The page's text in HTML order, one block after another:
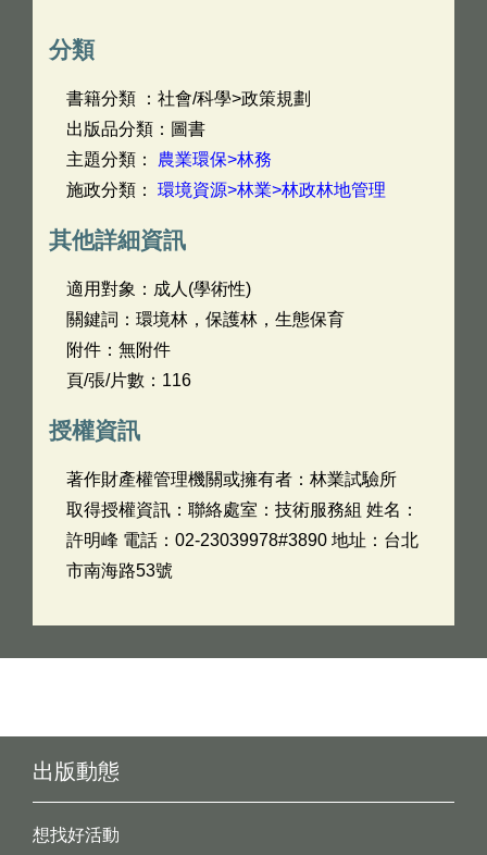
分類
書籍分類 ：社會/科學>政策規劃
出版品分類：圖書
主題分類： 農業環保>林務
施政分類： 環境資源>林業>林政林地管理
其他詳細資訊
適用對象：成人(學術性)
關鍵詞：環境林，保護林，生態保育
附件：無附件
頁/張/片數：116
授權資訊
著作財產權管理機關或擁有者：林業試驗所
取得授權資訊：聯絡處室：技術服務組 姓名：
許明峰 電話：02-23039978#3890 地址：台北
市南海路53號
出版動態
想找好活動